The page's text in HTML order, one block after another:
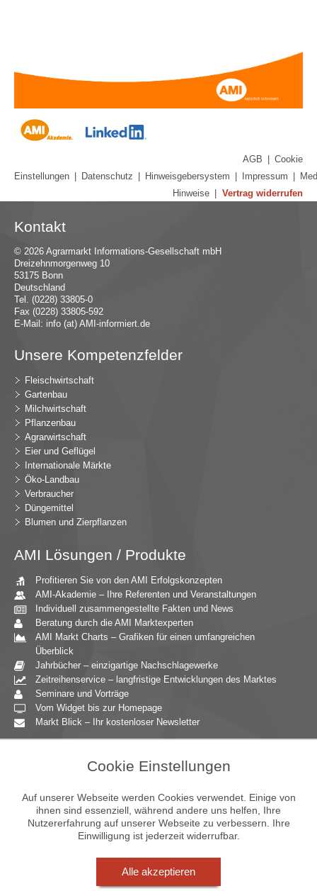
AGB
Cookie
Einstellungen
Datenschutz Hinweisgebersystem Impressum
Hinweise
Vertrag widerrufen
Kontakt
© 2026 Agrarmarkt Informations-Gesellschaft mbH
Dreizehnmorgenweg 10
53175 Bonn
Deutschland
Tel. (0228) 33805-0
Fax (0228) 33805-592
E-Mail: info (at) AMI-informiert.de
Unsere Kompetenzfelder
Fleischwirtschaft
Gartenbau
Milchwirtschaft
Pflanzenbau
Agrarwirtschaft
Eier und Geflügel
Internationale Märkte
Öko-Landbau
Verbraucher
Düngemittel
Blumen und Zierpflanzen
AMI Lösungen / Produkte
Profitieren Sie von den AMI Erfolgskonzepten
AMI-Akademie – Ihre Referenten und Veranstaltungen
Individuell zusammengestellte Fakten und News
Beratung durch die AMI Marktexperten
AMI Markt Charts – Grafiken für einen umfangreichen
Überblick
Jahrbücher – einzigartige Nachschlagewerke
Zeitreihenservice – langfristige Entwicklungen des Marktes
Seminare und Vorträge
Vom Widget bis zur Homepage
Markt Blick – Ihr kostenloser Newsletter
Unternehmensberatung
Ernährungsgewerbe
Einzelhandel
Bildung & Wissenschaft
Cookie Einstellungen
Auf unserer Webseite werden Cookies verwendet. Einige von
ihnen sind essenziell, während andere uns helfen, Ihre
Nutzererfahrung auf unserer Webseite zu verbessern. Ihre
Einwilligung ist jederzeit widerrufbar.
Alle akzeptieren